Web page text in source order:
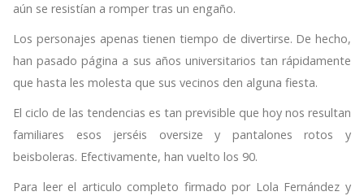
aún se resistían a romper tras un engaño.
Los personajes apenas tienen tiempo de divertirse. De hecho,
han pasado página a sus años universitarios tan rápidamente
que hasta les molesta que sus vecinos den alguna fiesta.
El ciclo de las tendencias es tan previsible que hoy nos resultan
familiares esos jerséis oversize y pantalones rotos y
beisboleras. Efectivamente, han vuelto los 90.
Para leer el articulo completo firmado por Lola Fernández y